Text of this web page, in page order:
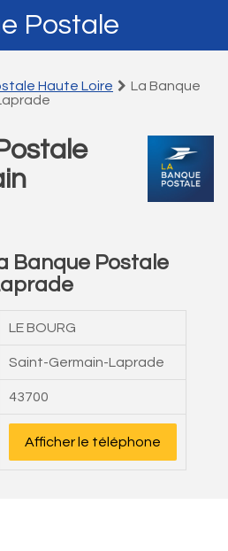
Postale
Haute Loire
La Banque
Banque Postale
LE BOURG
Saint-Germain-Laprade
43700
Afficher le téléphone